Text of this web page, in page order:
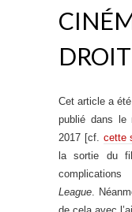
DROIT
Cet article a
publié dans le
2017 [cf. cette
la sortie du
League.